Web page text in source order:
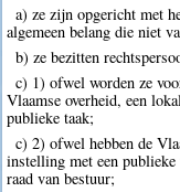
a) ze zijn opgericht met
algemeen belang die niet
b) ze bezitten
c) 1) ofwel worden ze
Vlaamse overheid, een
publieke taak;
c) 2) ofwel hebben de
instelling met een
raad van bestuur;